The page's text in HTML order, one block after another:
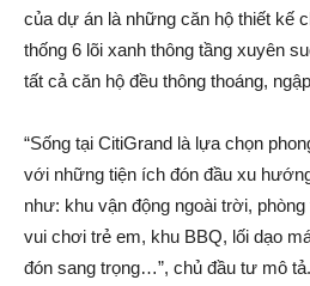
của dự án là những căn hộ thiết kế
thống 6 lõi xanh thông tầng xuyên
tất cả căn hộ đều thông thoáng,
“Sống tại CitiGrand là lựa chọn
với những tiện ích đón đầu xu
như: khu vận động ngoài trời,
vui chơi trẻ em, khu BBQ, lối dạo
đón sang trọng…”, chủ đầu tư mô tả.